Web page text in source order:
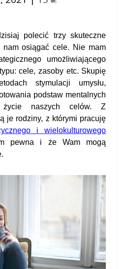
polecić trzy skuteczne
nam osiągać cele. Nie mam
umożliwiającego
cele, zasoby etc. Skupię
stymulacji umysłu,
podstaw mentalnych
naszych celów. Z
je rodziny, z którymi pracuję
i wielokulturowego
pewna i że Wam mogą